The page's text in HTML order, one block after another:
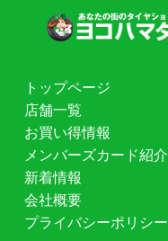
トップページ
店舗一覧
お買い得情報
メンバーズカード紹介
新着情報
会社概要
プライバシーポリシー